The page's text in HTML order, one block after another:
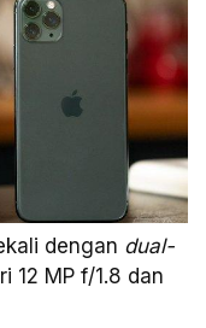
dengan dual-
12 MP f/1.8 dan